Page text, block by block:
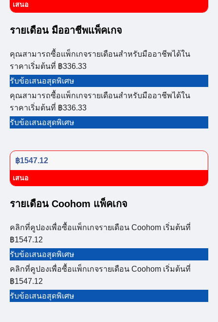
เสนอ
รายเดือน มืออาชีพแพ็คเกจ
คุณสามารถซื้อแพ็กเกจรายเดือนสำหรับมืออาชีพได้ใน
ราคาเริ่มต้นที่ ฿336.33
รับข้อเสนอสุดพิเศษ
คุณสามารถซื้อแพ็กเกจรายเดือนสำหรับมืออาชีพได้ใน
ราคาเริ่มต้นที่ ฿336.33
รับข้อเสนอสุดพิเศษ
฿1547.12
เสนอ
รายเดือน Coohom แพ็คเกจ
คลิกที่คูปองเพื่อซื้อแพ็กเกจรายเดือน Coohom เริ่มต้นที่
฿1547.12
รับข้อเสนอสุดพิเศษ
คลิกที่คูปองเพื่อซื้อแพ็กเกจรายเดือน Coohom เริ่มต้นที่
฿1547.12
รับข้อเสนอสุดพิเศษ